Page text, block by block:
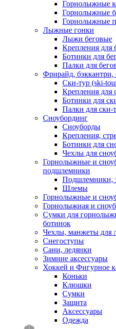
Горнолыжные
Горнолыжные
Горнолыжные
Лыжные гонки
Лыжи беговые
Крепления для
Ботинки для
Палки для
Фрирайд, бэккантри,
Ски-тур (ski-
Крепления для
Ботинки для
Палки для ски-
Сноубординг
Сноуборды
Крепления,
Ботинки для
Чехлы для
Горнолыжные и
подшлемники
Подшлемники,
Шлемы
Горнолыжные и
Горнолыжная и
Сумки для
ботинок
Чехлы, манжеты для
Снегоступы
Сани, ледянки
Зимние аксессуары
Хоккей и Фигурное
Коньки
Клюшки
Сумки
Защита
Аксессуары
Одежда